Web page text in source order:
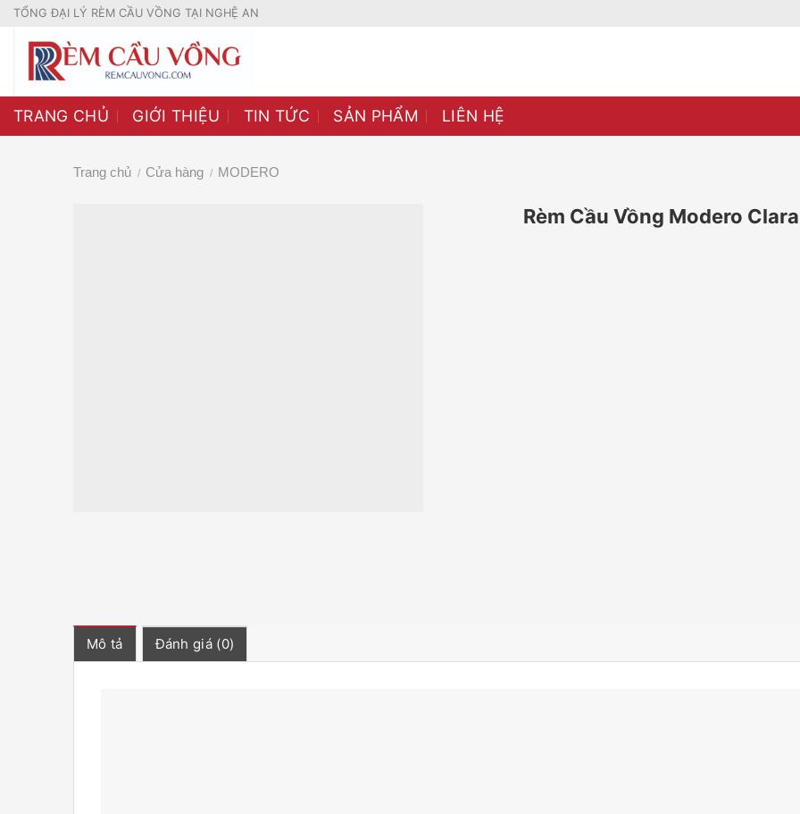
Skip
content
TỔNG ĐẠI LÝ RÈM CẦU VỒNG TẠI NGHỆ AN
TRANG CHỦ GIỚI THIỆU TIN TỨC SẢN PHẨM LIÊN HỆ
Trang chủ / Cửa hàng / MODERO
Rèm Cầu Vồng Modero Clara
Mô tả Đánh giá (0)